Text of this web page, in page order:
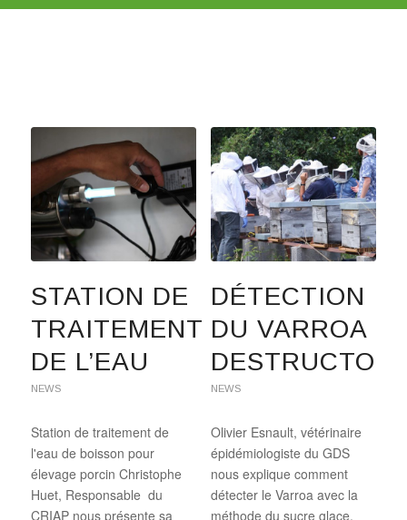
STATION DE
TRAITEMENT
DE L’EAU
NEWS
Station de traitement de
l'eau de boisson pour
élevage porcin Christophe
Huet, Responsable du
CRIAP nous présente sa
DÉTECTION
DU VARROA
DESTRUCTOR
NEWS
Olivier Esnault, vétérinaire
épidémiologiste du GDS
nous explique comment
détecter le Varroa avec la
méthode du sucre glace.